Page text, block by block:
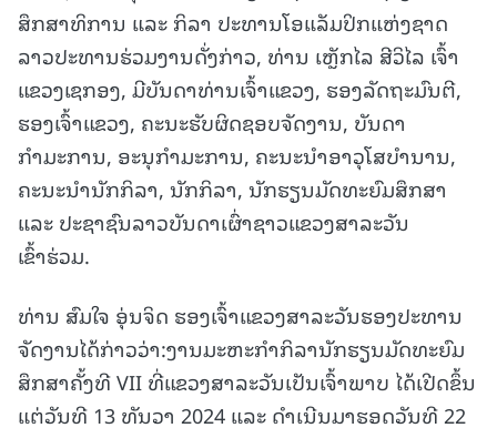
ສຶກສາທິການ ແລະ ກິລາ ປະທານໂອແລັມປິກແຫ່ງຊາດ
ລາວປະທານຮ່ວມງານດັ່ງກ່າວ, ທ່ານ ເຫຼັກໄລ ສີວິໄລ ເຈົ້າ
ແຂວງເຊກອງ, ມີບັນດາທ່ານເຈົ້າແຂວງ, ຮອງລັດຖະມົນຕີ,
ຮອງເຈົ້າແຂວງ, ຄະນະຮັບຜິດຊອບຈັດງານ, ບັນດາ
ກຳມະການ, ອະນຸກຳມະການ, ຄະນະນຳອາວຸໂສບຳນານ,
ຄະນະນຳນັກກິລາ, ນັກກິລາ, ນັກຮຽນມັດທະຍົມສຶກສາ
ແລະ ປະຊາຊົນລາວບັນດາເຜົ່າຊາວແຂວງສາລະວັນ
ເຂົ້າຮ່ວມ.
ທ່ານ ສົມໃຈ ອຸ່ນຈິດ ຮອງເຈົ້າແຂວງສາລະວັນຮອງປະທານ
ຈັດງານໄດ້ກ່າວວ່າ:ງານມະຫະກຳກິລານັກຮຽນມັດທະຍົມ
ສຶກສາຄັ້ງທີ VII ທີ່ແຂວງສາລະວັນເປັນເຈົ້າພາບ ໄດ້ເປີດຂຶ້ນ
ແຕ່ວັນທີ 13 ທັນວາ 2024 ແລະ ດໍາເນີນມາຮອດວັນທີ 22